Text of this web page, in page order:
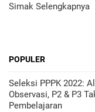
Simak Selengkapnya
POPULER
Seleksi PPPK 2022:
Observasi, P2 & P3
Pembelajaran